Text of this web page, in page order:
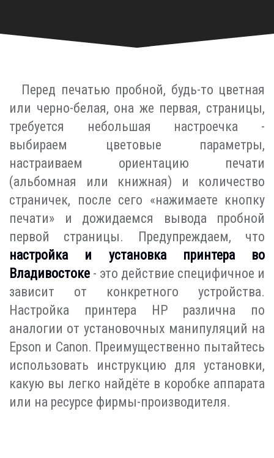
Перед печатью пробной, будь-то цветная
или черно-белая, она же первая, страницы,
требуется небольшая настроечка -
выбираем цветовые параметры,
настраиваем ориентацию печати
(альбомная или книжная) и количество
страничек, после сего «нажимаете кнопку
печати» и дожидаемся вывода пробной
первой страницы. Предупреждаем, что
настройка и установка принтера во
Владивостоке - это действие специфичное и
зависит от конкретного устройства.
Настройка принтера HP различна по
аналогии от установочных манипуляций на
Epson и Canon. Преимущественно пытайтесь
использовать инструкцию для установки,
какую вы легко найдёте в коробке аппарата
или на ресурсе фирмы-производителя.